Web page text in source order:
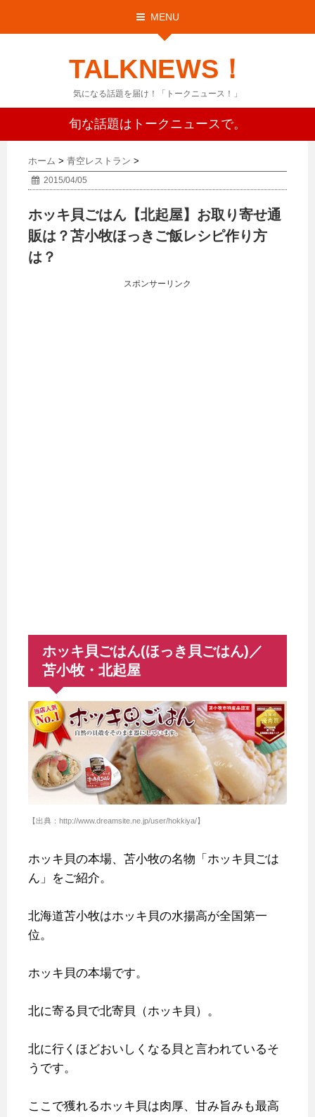
MENU
TALKNEWS！
気になる話題を届け！「トークニュース！」
旬な話題はトークニュースで。
ホーム > 青空レストラン >
2015/04/05
ホッキ貝ごはん【北起屋】お取り寄せ通
販は？苫小牧ほっきご飯レシピ作り方
は？
スポンサーリンク
ホッキ貝ごはん(ほっき貝ごはん)／
苫小牧・北起屋
【出典：http://www.dreamsite.ne.jp/user/hokkiya/】
ホッキ貝の本場、苫小牧の名物「ホッキ貝ごは
ん」をご紹介。
北海道苫小牧はホッキ貝の水揚高が全国第一
位。
ホッキ貝の本場です。
北に寄る貝で北寄貝（ホッキ貝）。
北に行くほどおいしくなる貝と言われているそ
うです。
ここで獲れるホッキ貝は肉厚、甘み旨みも最高